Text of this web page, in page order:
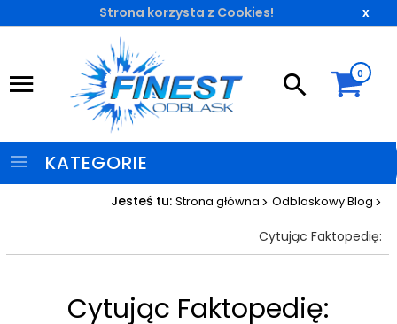
Strona korzysta z Cookies! x
0
KATEGORIE
Jesteś tu: Strona główna Odblaskowy Blog
Cytując Faktopedię:
Cytując Faktopedię: